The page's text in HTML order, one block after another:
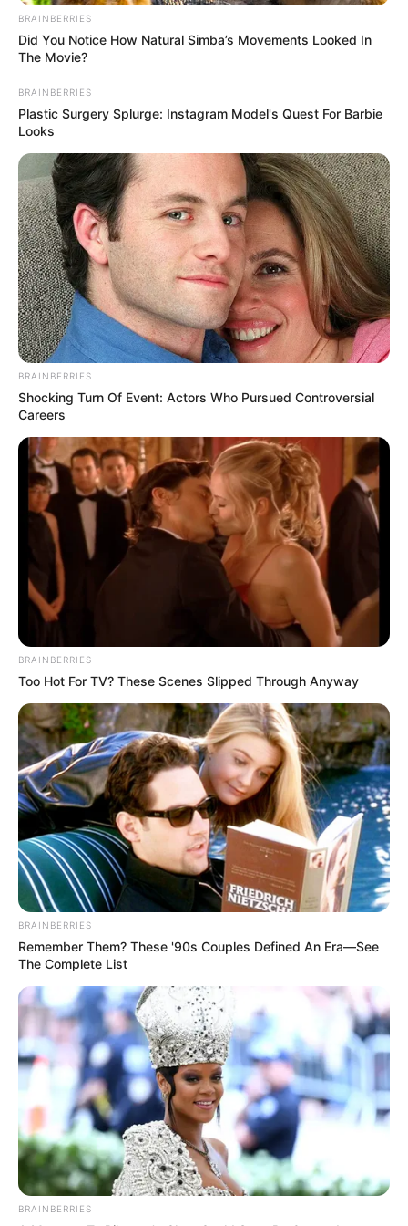
εμπορικού κέντρου της Χαλκίδας.
Εύβοια: Θλίψη για γνωστό επαγγελματία που
έφυγε από την ζωή
ΣΟΚ: Γυναίκα έπεσε από την υψηλή γέφυρα
Χαλκίδας
Εύβοια: Θλίψη για γνωστό επαγγελματία που
έφυγε από την ζωή
Ακολουθήστε το evianews.com στοGoogle
News
ΤΑ ΠΙΟ ΔΗΜΟΦΙΛΗ
BRAINBERRIES
Did You Notice How Natural Simba’s Movements Looked In
The Movie?
BRAINBERRIES
Plastic Surgery Splurge: Instagram Model's Quest For Barbie
Looks
BRAINBERRIES
Shocking Turn Of Event: Actors Who Pursued Controversial
Careers
BRAINBERRIES
Too Hot For TV? These Scenes Slipped Through Anyway
BRAINBERRIES
Remember Them? These '90s Couples Defined An Era—See
The Complete List
BRAINBERRIES